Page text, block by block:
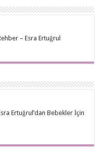
– Esra Ertuğrul
Ertuğrul’dan Bebekler İçin